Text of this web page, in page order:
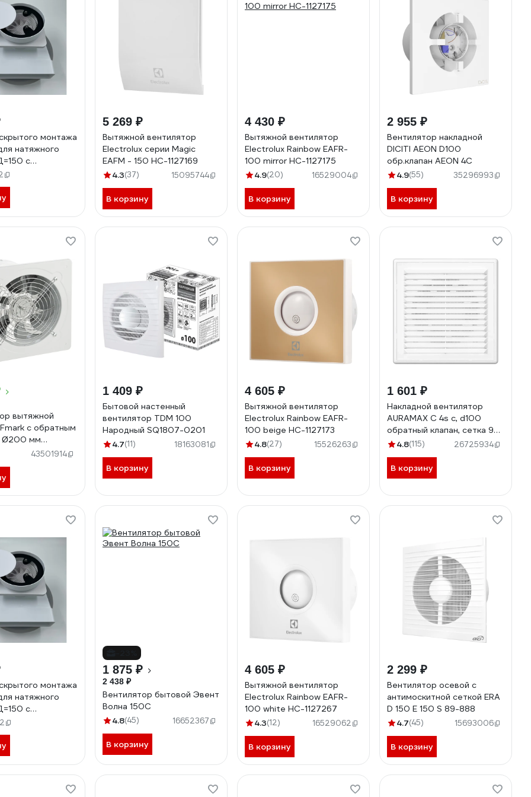
монтажа
натяжного
с
выход на
ВИЕНТО
620
5 269 ₽
Вытяжной вентилятор
Electrolux серии Magic
EAFM - 150 НС-1127169
4.3(37) 15095744
В корзину
4 430 ₽
Вытяжной вентилятор
Electrolux Rainbow EAFR-
100 mirror НС-1127175
4.9(20) 16529004
В корзину
2 955 ₽
Вентилятор накладной
DICITI AEON D100
обр.клапан AEON 4C
4.9(55) 35296993
В корзину
вытяжной
с обратным
Ø200 мм
цвет белый
43501914
1 409 ₽
Бытовой настенный
вентилятор TDM 100
Народный SQ1807-0201
4.7(11) 18163081
В корзину
4 605 ₽
Вытяжной вентилятор
Electrolux Rainbow EAFR-
100 beige НС-1127173
4.8(27) 15526263
В корзину
1 601 ₽
Накладной вентилятор
AURAMAX C 4s c, d100
обратный клапан, сетка 90-
00104
4.8(115) 26725934
В корзину
монтажа
натяжного
с
выход на
ВИЕНТО
612
1 875 ₽
2 438 ₽
Вентилятор бытовой Эвент
Волна 150С
4.8(45) 16652367
В корзину
4 605 ₽
Вытяжной вентилятор
Electrolux Rainbow EAFR-
100 white НС-1127267
4.3(12) 16529062
В корзину
2 299 ₽
Вентилятор осевой c
антимоскитной сеткой ERA
D 150 E 150 S 89-888
4.7(45) 15693006
В корзину